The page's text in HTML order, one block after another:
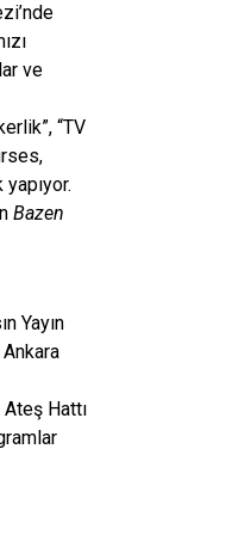
ve
“TV
Bazen
Yayın
Ateş Hattı